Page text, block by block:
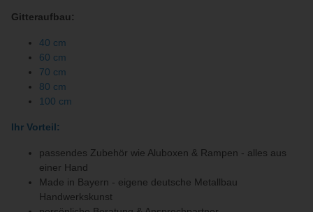
Gitteraufbau:
40 cm
60 cm
70 cm
80 cm
100 cm
Ihr Vorteil:
passendes Zubehör wie Aluboxen & Rampen - alles aus
einer Hand
Made in Bayern - eigene deutsche Metallbau
Handwerkskunst